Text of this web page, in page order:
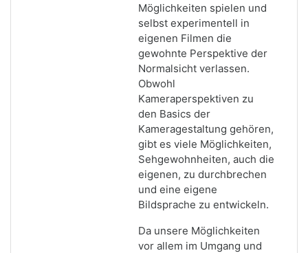
Möglichkeiten spielen und
selbst experimentell in
eigenen Filmen die
gewohnte Perspektive der
Normalsicht verlassen.
Obwohl
Kameraperspektiven zu
den Basics der
Kameragestaltung gehören,
gibt es viele Möglichkeiten,
Sehgewohnheiten, auch die
eigenen, zu durchbrechen
und eine eigene
Bildsprache zu entwickeln.
Da unsere Möglichkeiten
vor allem im Umgang und